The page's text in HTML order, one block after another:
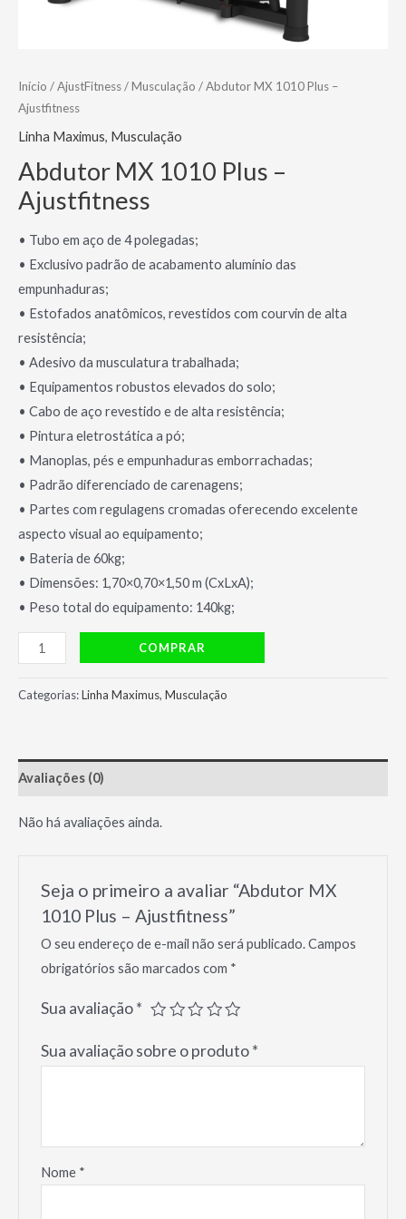
Início /AjustFitness/Musculação / Abdutor MX 1010 Plus –
Ajustfitness
Linha Maximus, Musculação
Abdutor MX 1010 Plus –
Ajustfitness
• Tubo em aço de 4 polegadas;
• Exclusivo padrão de acabamento alumínio das
empunhaduras;
• Estofados anatômicos, revestidos com courvin de alta
resistência;
• Adesivo da musculatura trabalhada;
• Equipamentos robustos elevados do solo;
• Cabo de aço revestido e de alta resistência;
• Pintura eletrostática a pó;
• Manoplas, pés e empunhaduras emborrachadas;
• Padrão diferenciado de carenagens;
• Partes com regulagens cromadas oferecendo excelente
aspecto visual ao equipamento;
• Bateria de 60kg;
• Dimensões: 1,70×0,70×1,50 m (CxLxA);
• Peso total do equipamento: 140kg;
Abdutor
MX
1010
Ajustfitness
quantidade
COMPRAR
Categorias:Linha Maximus, Musculação
Avaliações (0)
Não há avaliações ainda.
Seja o primeiro a avaliar “Abdutor MX
1010 Plus – Ajustfitness”
O seu endereço de e-mail não será publicado.Campos
obrigatórios são marcados com *
Sua avaliação*
Sua avaliação sobre o produto*
Nome *